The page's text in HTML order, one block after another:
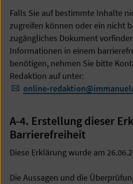
Falls Sie auf bestimmte Inhalte
zugreifen können oder ein nicht
zugängliches Dokument
Informationen in einem
benötigen, nehmen Sie bitte
Redaktion auf unter:
online-redaktion@
A-4. Erstellung dieser
Barrierefreiheit
Diese Erklärung wurde am
Die Aussagen und die